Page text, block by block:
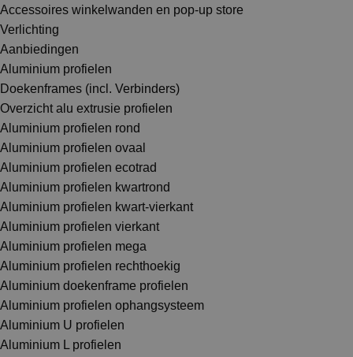
Accessoires winkelwanden en pop-up store
Verlichting
Aanbiedingen
Aluminium profielen
Doekenframes (incl. Verbinders)
Overzicht alu extrusie profielen
Aluminium profielen rond
Aluminium profielen ovaal
Aluminium profielen ecotrad
Aluminium profielen kwartrond
Aluminium profielen kwart-vierkant
Aluminium profielen vierkant
Aluminium profielen mega
Aluminium profielen rechthoekig
Aluminium doekenframe profielen
Aluminium profielen ophangsysteem
Aluminium U profielen
Aluminium L profielen